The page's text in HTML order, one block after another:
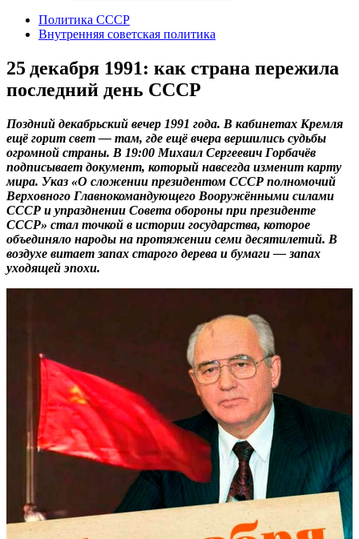
Политика СССР
Внутренняя советская политика
25 декабря 1991: как страна пережила
последний день СССР
Поздний декабрьский вечер 1991 года. В кабинетах Кремля
ещё горит свет — там, где ещё вчера вершились судьбы
огромной страны. В 19:00 Михаил Сергеевич Горбачёв
подписывает документ, который навсегда изменит карту
мира. Указ «О сложении президентом СССР полномочий
Верховного Главнокомандующего Вооружёнными силами
СССР и упразднении Совета обороны при президенте
СССР» стал точкой в истории государства, которое
объединяло народы на протяжении семи десятилетий. В
воздухе витает запах старого дерева и бумаги — запах
уходящей эпохи.